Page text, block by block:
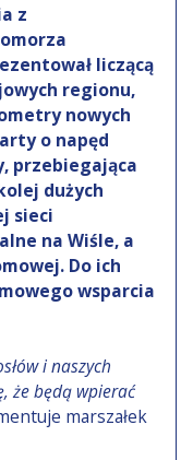
z
liczącą
regionu,
nowych
o napęd
przebiegająca
dużych
sieci
na Wiśle, a
Do ich
wsparcia
i naszych
że będą wpierać
marszałek